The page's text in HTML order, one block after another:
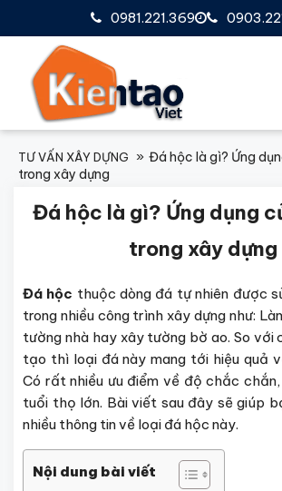
0981.221.369
TƯ VẤN XÂY DỰNG
Đá hộc là gì? Ứng
trong xây dựng
Đá hộc là gì? Ứng dụng
trong xây dựng
Đá hộc thuộc dòng đá tự nhiên được
trong nhiều công trình xây dựng như:
tường nhà hay xây tường bờ ao. So với
tạo thì loại đá này mang tới hiệu quả
Có rất nhiều ưu điểm về độ chắc
tuổi thọ lớn. Bài viết sau đây sẽ giúp
nhiều thông tin về loại đá hộc này.
Nội dung bài viết